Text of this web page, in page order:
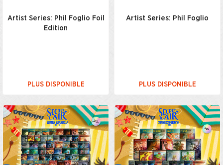
Artist Series: Phil Foglio Foil
Edition
PLUS DISPONIBLE
Artist Series: Phil Foglio
PLUS DISPONIBLE